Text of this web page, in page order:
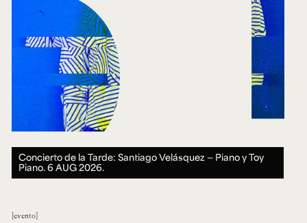
Concierto de la Tarde: Santiago Velásquez — Piano y Toy
Piano.6 AUG 2026.
evento